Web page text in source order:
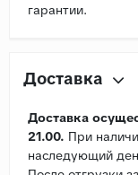
гарантии.
Доставка
Доставка
21.00. При
наследующий